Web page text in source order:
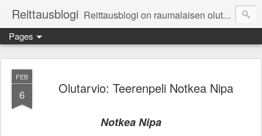
Reittausblogi Reittausblogi on raumalaisen olutharrastajan blogi. Reittaus (rating) tarkoittaa asioiden arvioimista. Reittausblogissa paneudutaan panemisen lopputuotteisiin eli arvioidaan oluita, puolueettomasti.
Pages
FEB
6 Olutarvio: Teerenpeli Notkea Nipa
Notkea Nipa